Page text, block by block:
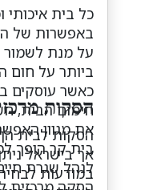
כל בית איכותי
באפשרות של
על מנת לשמור
ביותר על חום
כאשר עוסקים
חימום הבית,
את מגוון
בית קר הופך
לנהל שגרת
הסקות
הסקות לבית
אך בישראל
במודעות